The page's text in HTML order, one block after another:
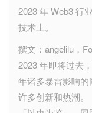
2023 年 Web3 行
技术上。
撰文：angelilu，
2023 年即将过去
年诸多暴雷影响
许多创新和热潮。